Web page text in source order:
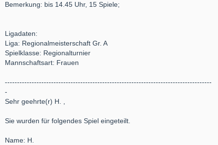
Bemerkung: bis 14.45 Uhr, 15 Spiele;
Ligadaten:
Liga: Regionalmeisterschaft Gr. A
Spielklasse: Regionalturnier
Mannschaftsart: Frauen
-------------------------------------------------------------------------------------
-
Sehr geehrte(r) H. ,
Sie wurden für folgendes Spiel eingeteilt.
Name: H.